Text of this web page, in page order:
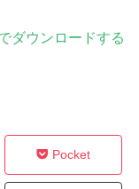
ダウンロードする
Pocket